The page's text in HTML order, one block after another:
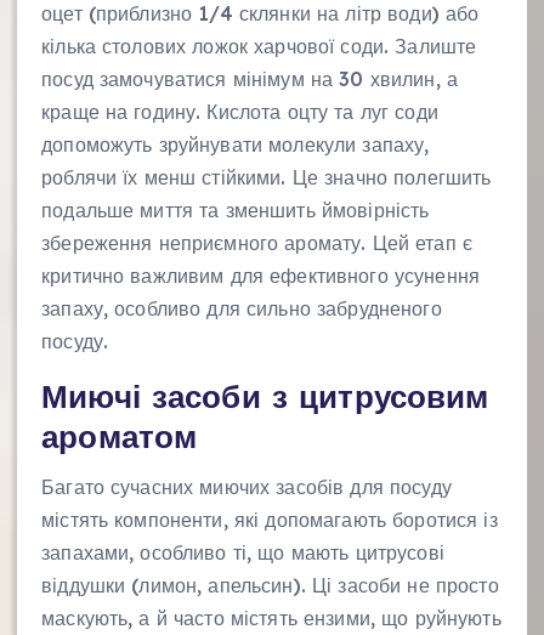
оцет (приблизно 1/4 склянки на літр води) або
кілька столових ложок харчової соди. Залиште
посуд замочуватися мінімум на 30 хвилин, а
краще на годину. Кислота оцту та луг соди
допоможуть зруйнувати молекули запаху,
роблячи їх менш стійкими. Це значно полегшить
подальше миття та зменшить ймовірність
збереження неприємного аромату. Цей етап є
критично важливим для ефективного усунення
запаху, особливо для сильно забрудненого
посуду.
Миючі засоби з цитрусовим
ароматом
Багато сучасних миючих засобів для посуду
містять компоненти, які допомагають боротися із
запахами, особливо ті, що мають цитрусові
віддушки (лимон, апельсин). Ці засоби не просто
маскують, а й часто містять ензими, що руйнують